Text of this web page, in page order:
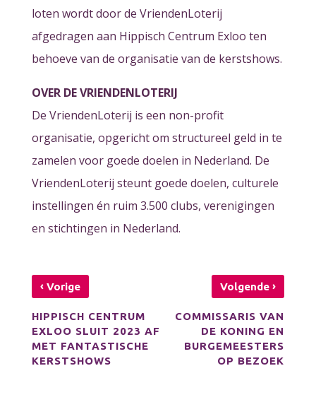
loten wordt door de VriendenLoterij
afgedragen aan Hippisch Centrum Exloo ten
behoeve van de organisatie van de kerstshows.
OVER DE VRIENDENLOTERIJ
De VriendenLoterij is een non-profit
organisatie, opgericht om structureel geld in te
zamelen voor goede doelen in Nederland. De
VriendenLoterij steunt goede doelen, culturele
instellingen én ruim 3.500 clubs, verenigingen
en stichtingen in Nederland.
‹Vorige
HIPPISCH CENTRUM
EXLOO SLUIT 2023 AF
MET FANTASTISCHE
KERSTSHOWS
Volgende›
COMMISSARIS VAN
DE KONING EN
BURGEMEESTERS
OP BEZOEK